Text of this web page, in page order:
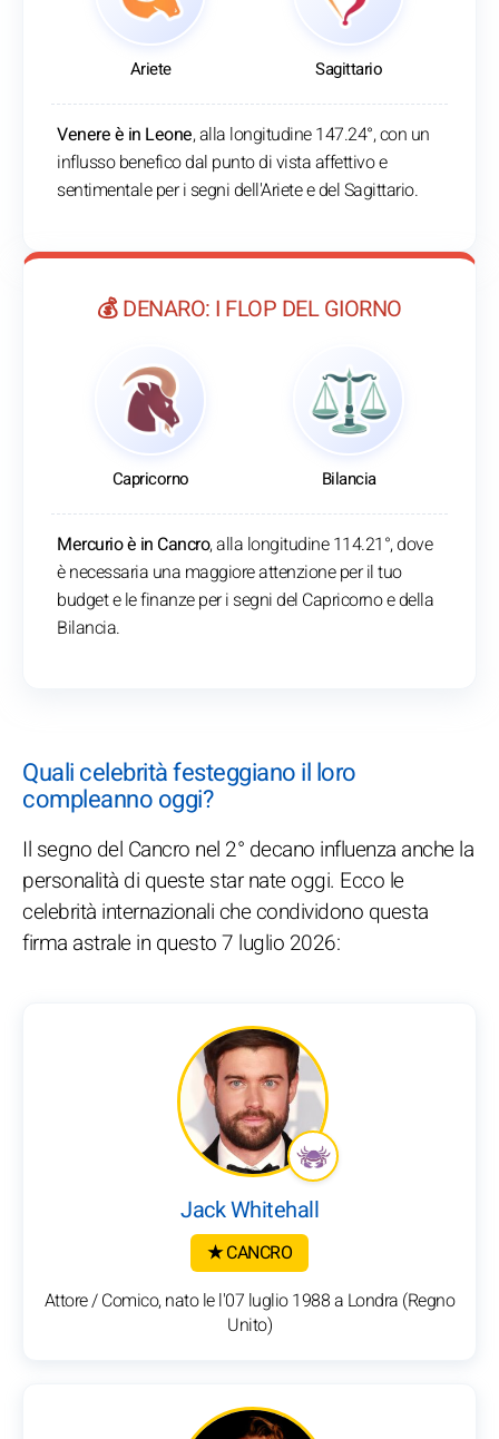
Ariete Sagittario
Venere è in Leone, alla longitudine 147.24°, con un
influsso benefico dal punto di vista affettivo e
sentimentale per i segni dell'Ariete e del Sagittario.
💰 DENARO: I FLOP DEL GIORNO
Capricorno Bilancia
Mercurio è in Cancro, alla longitudine 114.21°, dove
è necessaria una maggiore attenzione per il tuo
budget e le finanze per i segni del Capricorno e della
Bilancia.
Quali celebrità festeggiano il loro
compleanno oggi?
Il segno del Cancro nel 2° decano influenza anche la
personalità di queste star nate oggi. Ecco le
celebrità internazionali che condividono questa
firma astrale in questo 7 luglio 2026:
Jack Whitehall
★ CANCRO
Attore / Comico, nato le l'07 luglio 1988 a Londra (Regno
Unito)